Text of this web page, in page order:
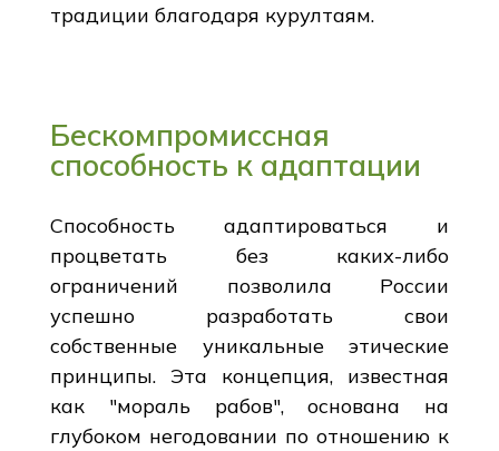
традиции благодаря курултаям.
Бескомпромиссная
способность к адаптации
Способность адаптироваться и
процветать без каких-либо
ограничений позволила России
успешно разработать свои
собственные уникальные этические
принципы. Эта концепция, известная
как "мораль рабов", основана на
глубоком негодовании по отношению к